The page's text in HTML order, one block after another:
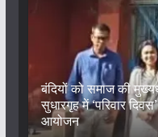
बंदियों को समाज की
सुधारगृह में ‘परिवार
आयोजन